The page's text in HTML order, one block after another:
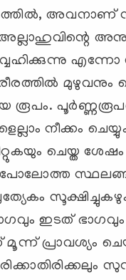
അവനാണ്
എന്നോ
രൂപം.
നീക്കം
ചെയ്ത
ഇടത്
പ്രാവശ്യം